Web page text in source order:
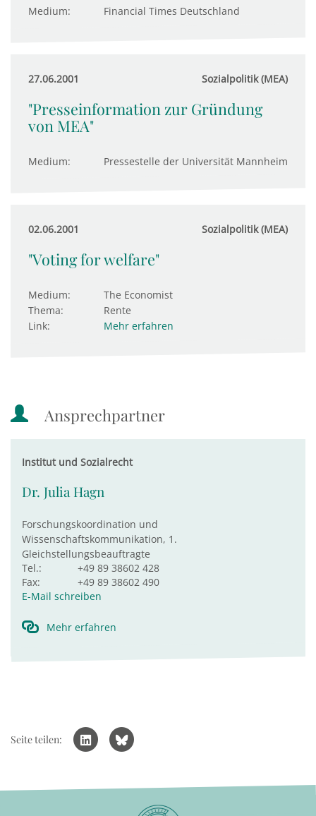
Medium: Financial Times Deutschland
27.06.2001 Sozialpolitik (MEA)
"Presseinformation zur Gründung
von MEA"
Medium: Pressestelle der Universität Mannheim
02.06.2001 Sozialpolitik (MEA)
"Voting for welfare"
Medium:
The Economist
Thema:
Rente
Link:
Mehr erfahren
Ansprechpartner
Institut und Sozialrecht
Dr. Julia Hagn
Forschungskoordination und
Wissenschaftskommunikation, 1.
Gleichstellungsbeauftragte
Tel.:
+49 89 38602 428
Fax:
+49 89 38602 490
E-Mail schreiben
Mehr erfahren
Seite teilen: